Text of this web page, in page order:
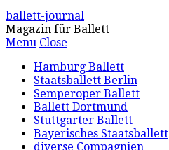
ballett-journal
Magazin für Ballett
Menu Close
Hamburg Ballett
Staatsballett Berlin
Semperoper Ballett
Ballett Dortmund
Stuttgarter Ballett
Bayerisches Staatsballett
diverse Compagnien